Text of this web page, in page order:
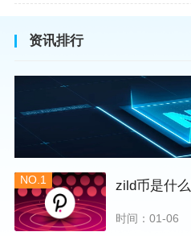
资讯排行
NO.1 zild币是什
时间：01-06